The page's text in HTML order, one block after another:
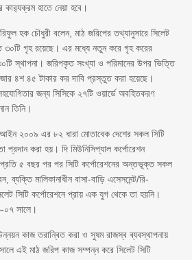
হাতে নেয়া হবে।
হক চৌধুরী বলেন, মাঠ জরিপের তথ্যানুসারে সিলেট
৩০টি গৃহ রয়েছে। এর মধ্যে নতুন করে গৃহ করের
স্থাপনা। জরিপকৃত সংখ্যা ও পরিমানের উপর ভিত্তি
৪শ ৪৫ টাকার কর দাবি প্রস্তুত করা হয়েছে।
জন্য সিসিকে ২৭টি ওয়ার্ডে অবহিতকরণ
তিনি।
আইন ২০০৯ এর ৮২ ধারা মোতাবেক দেশের সকল সিটি
করা হয়। দি মিউনিসিপ্যাল কর্পোরেশন
৫ বছর পর পর সিটি কর্পোরেশনের অন্তভূক্ত সকল
মালিকানাধীন বাসা-বাড়ি এসেসমেন্ট/রি-
সিটি কর্পোরেশনে প্রায় এক যুগ থেকে তা হয়নি।
০৭ সালে।
কাজ তরান্বিত করা ও সুষম রাজস্ব ব্যবস্থাপনায়
এই মাঠ জরিপ কাজ সম্পন্ন করে সিলেট সিটি